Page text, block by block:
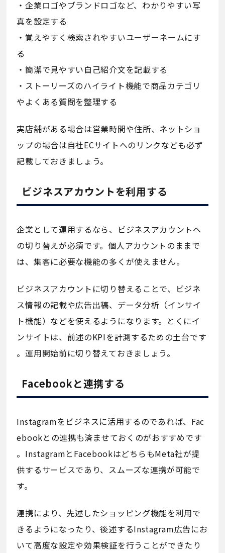
・企業ロゴやブランドロゴなど、わかりやすい写
真を設定する
・覚えやすく検索されやすいユーザーネームにす
る
・簡潔で見やすい自己紹介文を記載する
・ストーリーズのハイライト機能で商品カテゴリ
やよくある質問を整理する
実店舗がある場合は営業時間や住所、ネットショ
ップの場合は自社ECサイトへのリンクなども必ず
記載しておきましょう。
ビジネスアカウントを利用する
企業として運用するなら、ビジネスアカウントへ
の切り替えが必須です。個人アカウントのままで
は、集客に必要な機能の多くが使えません。
ビジネスアカウントに切り替えることで、ビジネ
ス情報の記載や広告出稿、データ分析（インサイ
ト機能）などを使えるようになります。とくにイ
ンサイトは、前述のKPIを計測するための土台です
。運用開始前に切り替えておきましょう。
Facebookと連携する
Instagramをビジネスに活用するのであれば、Fac
ebookとの連携も済ませておくのがおすすめです
。InstagramとFacebookはどちらもMeta社が提
供するサービスであり、スムーズな連携が可能で
す。
連携により、先述したショッピング機能を利用で
きるようになったり、後述するInstagram広告にお
いて高度な設定や効果検証を行うことができたり